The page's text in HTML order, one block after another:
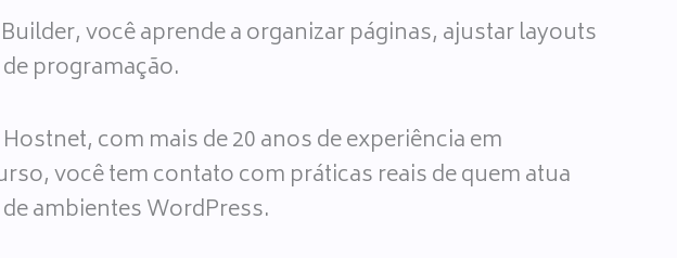
você aprende a organizar páginas, ajustar layouts
programação.
com mais de 20 anos de experiência em
você tem contato com práticas reais de quem atua
ambientes WordPress.